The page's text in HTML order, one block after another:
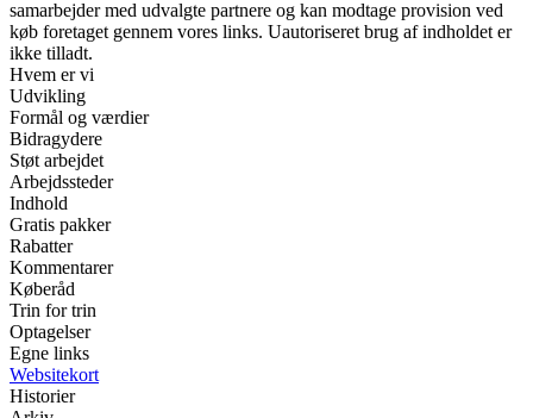
samarbejder med udvalgte partnere og kan modtage provision ved
køb foretaget gennem vores links. Uautoriseret brug af indholdet er
ikke tilladt.
Hvem er vi
Udvikling
Formål og værdier
Bidragydere
Støt arbejdet
Arbejdssteder
Indhold
Gratis pakker
Rabatter
Kommentarer
Køberåd
Trin for trin
Optagelser
Egne links
Websitekort
Historier